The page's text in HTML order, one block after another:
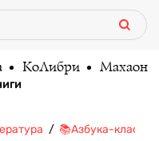
КоЛибри Махаон
📚Азбука-